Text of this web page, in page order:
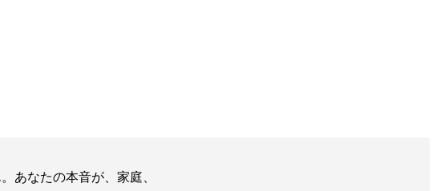
あなたの本音が、家庭、